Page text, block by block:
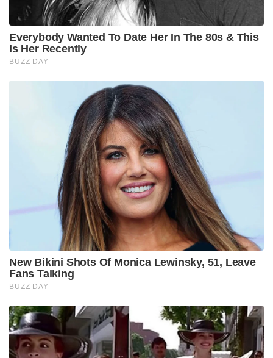
Everybody Wanted To Date Her In The 80s & This
Is Her Recently
BUZZ DAY
New Bikini Shots Of Monica Lewinsky, 51, Leave
Fans Talking
BUZZ DAY